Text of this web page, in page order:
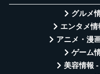
グルメ
エンタメ
アニメ・漫
ゲーム
美容情報 -